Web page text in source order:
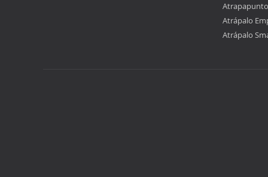
Atrápalo
Atrápalo